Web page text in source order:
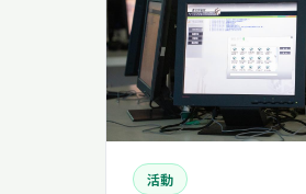
活動